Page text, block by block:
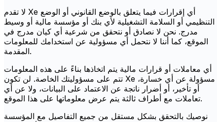
لا تقدم Xe أي إقرارات فيما يتعلق بالوضع القانوني أو الوضع
التنظيمي أو السلامة التشغيلية لأي بنك أو مؤسسة مالية أو وسيط
مدرج. نحن لا نصادق أو نتحقق من شرعية أي كيان مدرج في
الموقع، كما أننا لا نتحمل أي مسؤولية عن استخدامك للمعلومات
المقدمة.
أي معاملات أو قرارات مالية يتم اتخاذها بناءً على هذه المعلومات
تتم على مسؤوليتك الخاصة. لن تكون Xe مسؤولة عن أي خسارة،
أو تأخير، أو أضرار ناتجة عن الاعتماد على البيانات، ولا عن أي
تعاملات مع أطراف ثالثة يتم عرض معلوماتها على هذا الموقع.
نوصيك بالتحقق بشكل مستقل من جميع التفاصيل مع المؤسسة